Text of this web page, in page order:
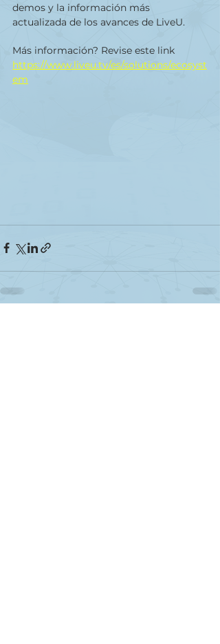
demos y la información más
actualizada de los avances de LiveU.
Más información? Revise este link
https://www.liveu.tv/es/solutions/ecosyst
em